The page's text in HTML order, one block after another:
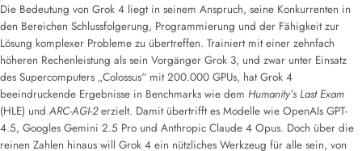
Die Bedeutung von Grok 4 liegt in seinem Anspruch, seine Konkurrenten in
den Bereichen Schlussfolgerung, Programmierung und der Fähigkeit zur
Lösung komplexer Probleme zu übertreffen. Trainiert mit einer zehnfach
höheren Rechenleistung als sein Vorgänger Grok 3, und zwar unter Einsatz
des Supercomputers „Colossus“ mit 200.000 GPUs, hat Grok 4
beeindruckende Ergebnisse in Benchmarks wie dem Humanity’s Last Exam
(HLE) und ARC-AGI-2erzielt. Damit übertrifft es Modelle wie OpenAIs GPT-
4.5, Googles Gemini 2.5 Pro und Anthropic Claude 4 Opus. Doch über die
reinen Zahlen hinaus will Grok 4 ein nützliches Werkzeug für alle sein, von